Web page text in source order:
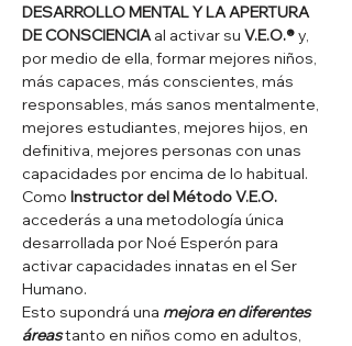
DESARROLLO MENTAL Y LA APERTURA
DE CONSCIENCIA al activar su V.E.O.® y,
por medio de ella, formar mejores niños,
más capaces, más conscientes, más
responsables, más sanos mentalmente,
mejores estudiantes, mejores hijos, en
definitiva, mejores personas con unas
capacidades por encima de lo habitual.
Como Instructor del Método V.E.O.
accederás a una metodología única
desarrollada por Noé Esperón para
activar capacidades innatas en el Ser
Humano.
Esto supondrá una mejora en diferentes
áreas tanto en niños como en adultos,